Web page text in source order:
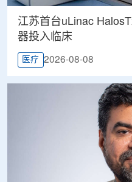
江苏首台uLinac
器投入临床
医疗 2026-08-08